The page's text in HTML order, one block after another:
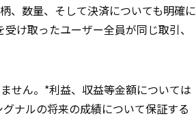
、数量、そして決済についても明確に
け取ったユーザー全員が同じ取引、
せん。*利益、収益等金額については
ナルの将来の成績について保証する